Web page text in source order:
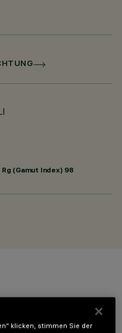
(Gamut Index) 98
klicken, stimmen Sie der